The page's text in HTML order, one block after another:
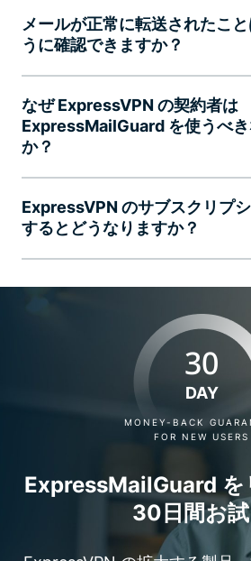
メールが正常に転送されたこ
うに確認できますか？
なぜ ExpressVPN の契約者は
ExpressMailGuard を使うべ
か？
ExpressVPN のサブスクリプ
するとどうなりますか？
30
DAY
MONEY-BACK
FOR NEW USERS
ExpressMailGuard を
30日間お